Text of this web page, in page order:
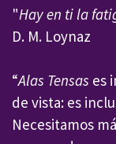
"Hay en ti la
D. M. Loynaz
“Alas Tensas es
de vista: es
Necesitamos